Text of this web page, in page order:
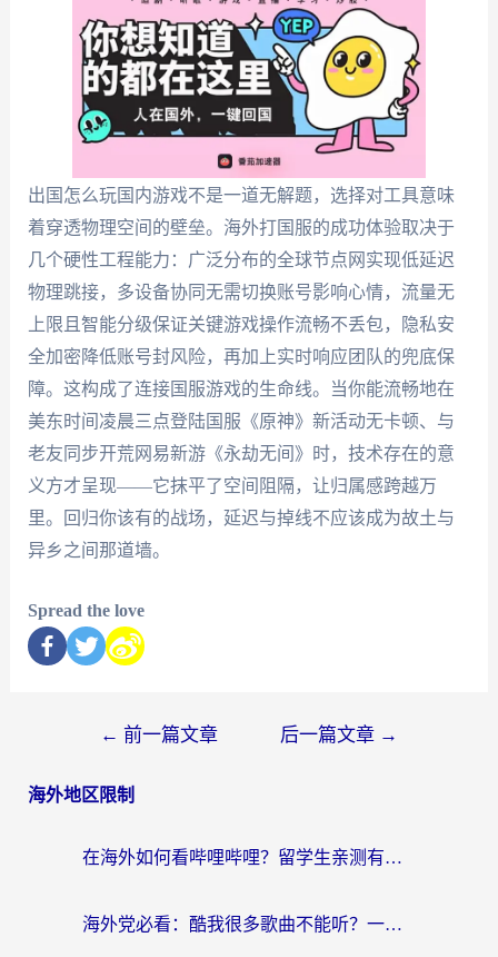
出国怎么玩国内游戏不是一道无解题，选择对工具意味
着穿透物理空间的壁垒。海外打国服的成功体验取决于
几个硬性工程能力：广泛分布的全球节点网实现低延迟
物理跳接，多设备协同无需切换账号影响心情，流量无
上限且智能分级保证关键游戏操作流畅不丢包，隐私安
全加密降低账号封风险，再加上实时响应团队的兜底保
障。这构成了连接国服游戏的生命线。当你能流畅地在
美东时间凌晨三点登陆国服《原神》新活动无卡顿、与
老友同步开荒网易新游《永劫无间》时，技术存在的意
义方才呈现——它抹平了空间阻隔，让归属感跨越万
里。回归你该有的战场，延迟与掉线不应该成为故土与
异乡之间那道墙。
Spread the love
← 前一篇文章 后一篇文章 →
海外地区限制
在海外如何看哔哩哔哩？留学生亲测有效的回国加速指南
海外党必看：酷我很多歌曲不能听？一招解决优酷版权限制+B站地域问题！